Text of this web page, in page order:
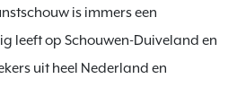
is immers een
leeft op Schouwen-Duiveland en
uit heel Nederland en